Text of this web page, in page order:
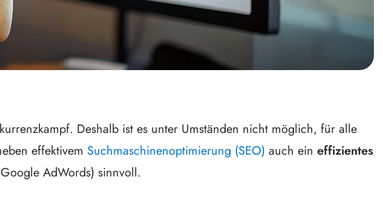
Deshalb ist es unter Umständen nicht möglich, für alle
effektivem Suchmaschinenoptimierung (SEO) auch ein effizientes
AdWords) sinnvoll.